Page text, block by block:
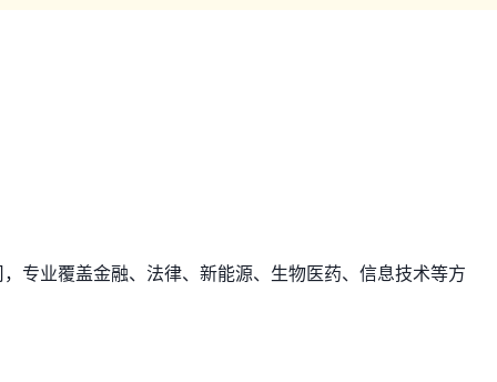
专业覆盖金融、法律、新能源、生物医药、信息技术等方